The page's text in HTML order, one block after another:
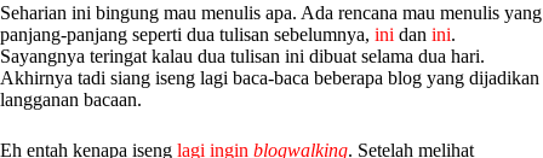
Seharian ini bingung mau menulis apa. Ada rencana mau menulis yang
panjang-panjang seperti dua tulisan sebelumnya, ini dan ini.
Sayangnya teringat kalau dua tulisan ini dibuat selama dua hari.
Akhirnya tadi siang iseng lagi baca-baca beberapa blog yang dijadikan
langganan bacaan.
Eh entah kenapa iseng lagi ingin blogwalking. Setelah melihat